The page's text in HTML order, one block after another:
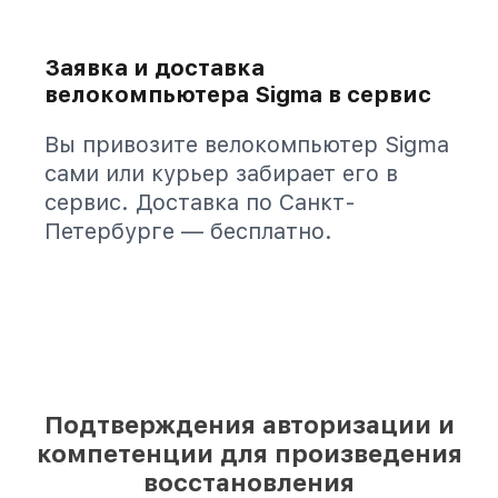
Заявка и доставка
велокомпьютера Sigma в сервис
Вы привозите велокомпьютер Sigma
сами или курьер забирает его в
сервис. Доставка по Санкт-
Петербурге — бесплатно.
Подтверждения авторизации и
компетенции для произведения
восстановления